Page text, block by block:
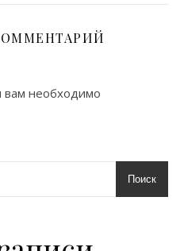
вам необходимо
Поиск